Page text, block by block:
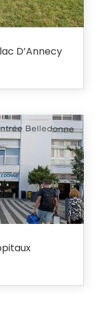
D’Annecy